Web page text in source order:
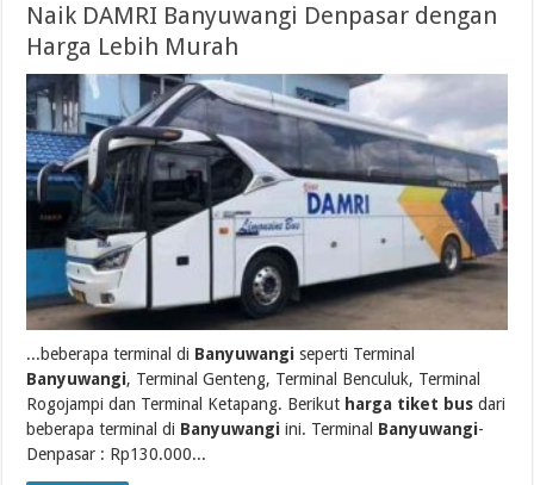
Naik DAMRI Banyuwangi Denpasar dengan
Harga Lebih Murah
...beberapa terminal di Banyuwangi seperti Terminal
Banyuwangi, Terminal Genteng, Terminal Benculuk, Terminal
Rogojampi dan Terminal Ketapang. Berikut harga tiket bus dari
beberapa terminal di Banyuwangi ini. Terminal Banyuwangi-
Denpasar : Rp130.000...